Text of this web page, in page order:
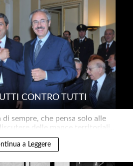
CONTRO TUTTI
di sempre, che pensa solo alle
delle mance territoriali..
a Leggere